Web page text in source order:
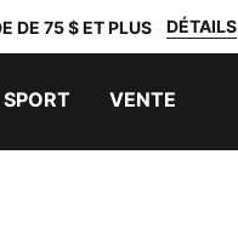
DE 75 $ ET PLUS DÉTAILS
SPORT VENTE